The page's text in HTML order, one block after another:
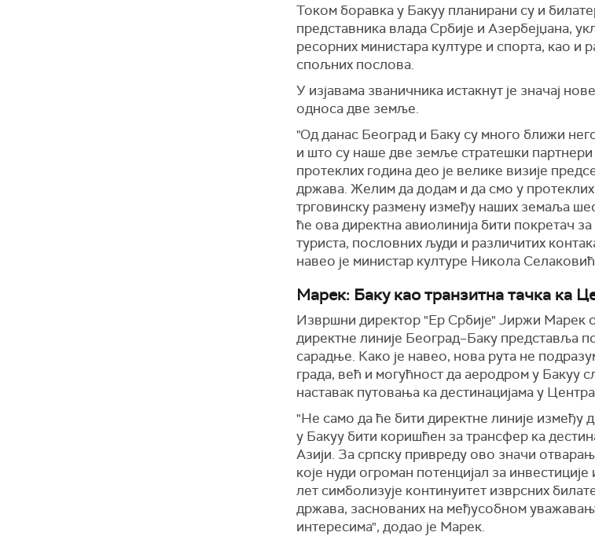
Током боравка у Бакуу планирани су и
представника влада Србије и Азербејџана,
ресорних министара културе и спорта, као и
спољних послова.
У изјавама званичника истакнут је значај
односа две земље.
"Од данас Београд и Баку су много ближи
и што су наше две земље стратешки
протеклих година део је велике визије
држава. Желим да додам и да смо у
трговинску размену између наших земаља
ће ова директна авиолинија бити покретач
туриста, пословних људи и различитих
навео је министар културе Никола
Марек: Баку као транзитна тачка ка
Извршни директор "Ер Србије" Јиржи Марек
директне линије Београд–Баку представља
сарадње. Како је навео, нова рута не
града, већ и могућност да аеродром у Бакуу
наставак путовања ка дестинацијама у
"Не само да ће бити директне линије између
у Бакуу бити коришћен за трансфер ка
Азији. За српску привреду ово значи
које нуди огроман потенцијал за
лет симболизује континуитет изврсних
држава, заснованих на међусобном
интересима", додао је Марек.